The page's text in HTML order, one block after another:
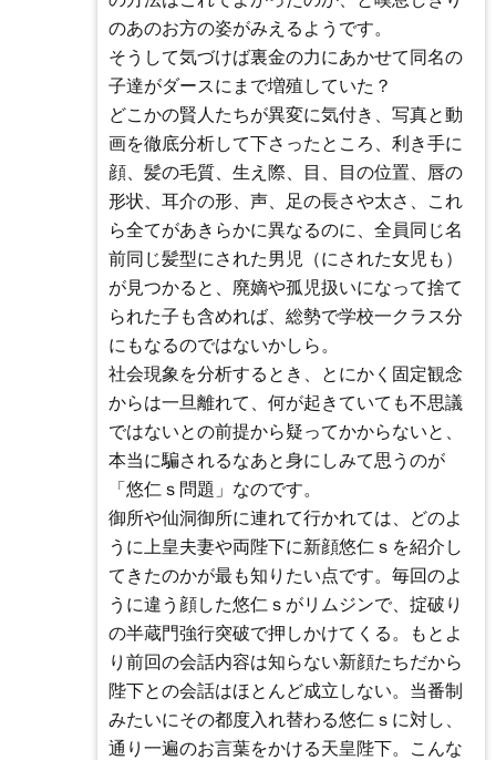
のあのお方の姿がみえるようです。
そうして気づけば裏金の力にあかせて同名の
子達がダースにまで増殖していた？
どこかの賢人たちが異変に気付き、写真と動
画を徹底分析して下さったところ、利き手に
顔、髪の毛質、生え際、目、目の位置、唇の
形状、耳介の形、声、足の長さや太さ、これ
ら全てがあきらかに異なるのに、全員同じ名
前同じ髪型にされた男児（にされた女児も）
が見つかると、廃嫡や孤児扱いになって捨て
られた子も含めれば、総勢で学校一クラス分
にもなるのではないかしら。
社会現象を分析するとき、とにかく固定観念
からは一旦離れて、何が起きていても不思議
ではないとの前提から疑ってかからないと、
本当に騙されるなあと身にしみて思うのが
「悠仁ｓ問題」なのです。
御所や仙洞御所に連れて行かれては、どのよ
うに上皇夫妻や両陛下に新顔悠仁ｓを紹介し
てきたのかが最も知りたい点です。毎回のよ
うに違う顔した悠仁ｓがリムジンで、掟破り
の半蔵門強行突破で押しかけてくる。もとよ
り前回の会話内容は知らない新顔たちだから
陛下との会話はほとんど成立しない。当番制
みたいにその都度入れ替わる悠仁ｓに対し、
通り一遍のお言葉をかける天皇陛下。こんな